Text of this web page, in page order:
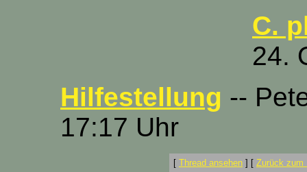
C.
24.
Hilfestellung --
17:17 Uhr
[ Thread ansehen ] [ Zurück zum